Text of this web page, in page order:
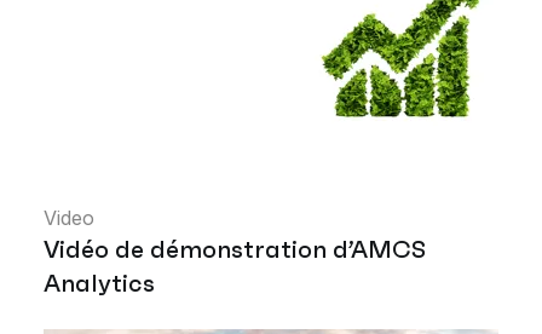
Video
Vidéo de démonstration d’AMCS
Analytics